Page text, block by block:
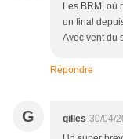
Les BRM, où
un final
Avec vent du
Répondre
G gilles 30/04/